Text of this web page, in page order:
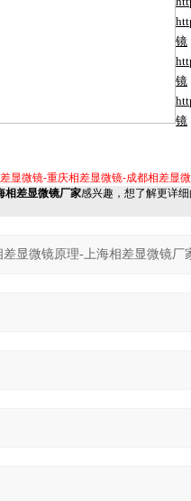
镜
镜
镜
显微镜-重庆相差显微镜-成都相差显
相差显微镜厂家感兴趣，想了解更详